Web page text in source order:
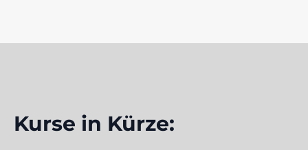
Kurse in Kürze: